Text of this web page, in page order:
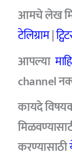
आमचे लेख
टेलिग्राम|
आपल्या
channel
कायदे
करण्यासाठी